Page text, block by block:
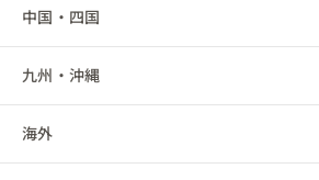
山形県
福島県
埼玉県
千葉県
東京都
愛知県
三重県
富山県
石川県
福井県
滋賀県
京都府
大阪府
中国・四国
鳥取県
島根県
九州・沖縄
福岡県
海外